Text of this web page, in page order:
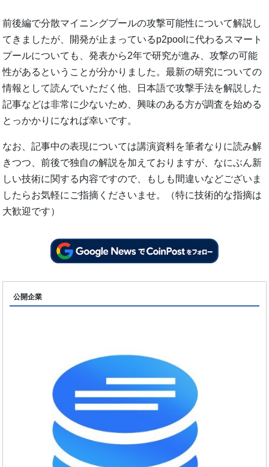
前後編で分散マイニングプールの攻撃可能性について解説し
てきましたが、開発が止まっているp2poolに代わるスマート
プールについても、発表から2年で研究が進み、攻撃の可能
性があるということが分かりました。最新の研究についての
情報として読んでいただく他、日本語で攻撃手法を解説した
記事などは非常に少ないため、興味のある方が調査を始める
とっかかりになれば幸いです。
なお、記事中の表現については講演資料を筆者なりに読み解
きつつ、前後で独自の解説を加えておりますが、なにぶん新
しい技術に関する内容ですので、もしも間違いなどございま
したらお気軽にご指摘くださいませ。（特に技術的な指摘は
大歓迎です）
公開企業